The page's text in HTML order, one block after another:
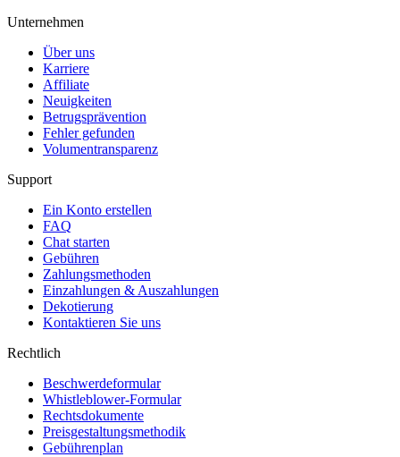
Unternehmen
Über uns
Karriere
Affiliate
Neuigkeiten
Betrugsprävention
Fehler gefunden
Volumentransparenz
Support
Ein Konto erstellen
FAQ
Chat starten
Gebühren
Zahlungsmethoden
Einzahlungen & Auszahlungen
Dekotierung
Kontaktieren Sie uns
Rechtlich
Beschwerdeformular
Whistleblower-Formular
Rechtsdokumente
Preisgestaltungsmethodik
Gebührenplan